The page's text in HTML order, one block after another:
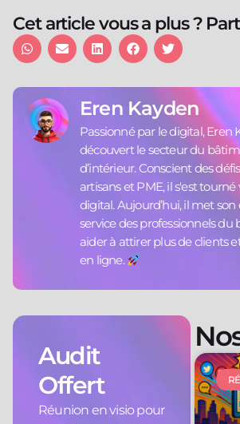
Cet article vous a plus ?
Eren Kayden
Passionné par le digital, Eren
découvert le secteur du
d’intérieur. Conscient des
artisans et PME, il s'est
digital. Aujourd’hui, il met son
service des professionnels
aider à attirer plus de clients
en ligne.
Audit
Offert
Réunion en visio pour